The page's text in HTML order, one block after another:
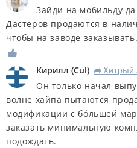
Зайди на мобильду
Дастеров продаются в
чтобы на заводе заказывать.
Кирилл (Cul) R Хитрый
Он только начал
волне хайпа пытаются
модификации с бóльшей
заказать минимальную
подождать.